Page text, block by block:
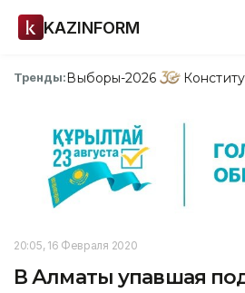
KAZINFORM
Тренды:Выборы-2026
20:05, 16 Февраля 2020
В Алматы упавшая